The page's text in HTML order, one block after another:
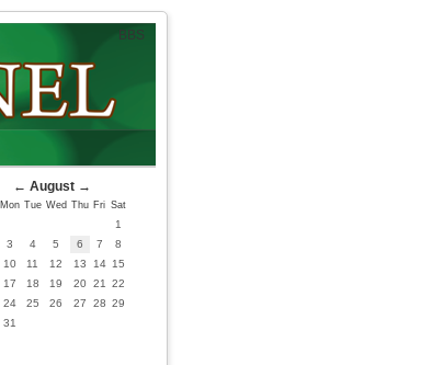
BBS
← August→
Mon Tue Wed Thu Fri Sat
1
3 4 5 6 7
8
10 11 12 13 14 15
17 18 19 20 21
22
24 25 26 27 28 29
31